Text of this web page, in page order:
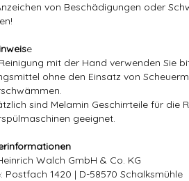
von Beschädigungen oder
e
mit der Hand verwenden Sie
ohne den Einsatz von
sind Melamin Geschirrteile für die
geeignet.
Walch GmbH & Co. KG
Postfach 1420 | D-58570 Schalksmühle